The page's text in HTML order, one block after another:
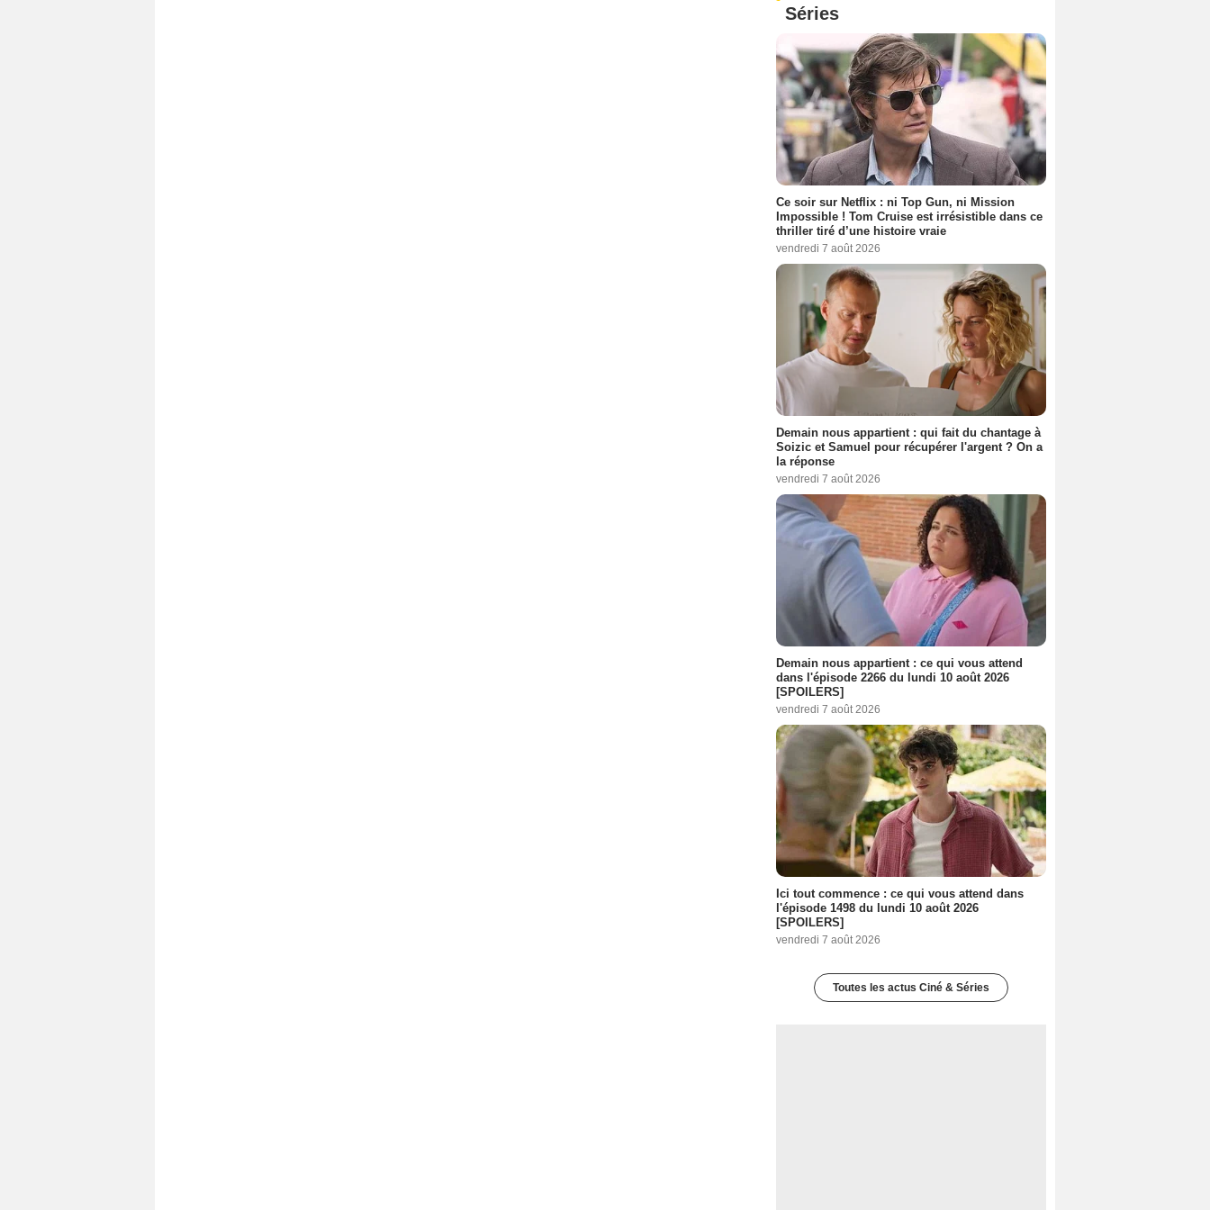
Séries
Ce soir sur Netflix : ni Top Gun, ni Mission
Impossible ! Tom Cruise est irrésistible dans ce
thriller tiré d’une histoire vraie
vendredi 7 août 2026
Demain nous appartient : qui fait du chantage à
Soizic et Samuel pour récupérer l'argent ? On a
la réponse
vendredi 7 août 2026
Demain nous appartient : ce qui vous attend
dans l'épisode 2266 du lundi 10 août 2026
[SPOILERS]
vendredi 7 août 2026
Ici tout commence : ce qui vous attend dans
l'épisode 1498 du lundi 10 août 2026
[SPOILERS]
vendredi 7 août 2026
Toutes les actus Ciné & Séries